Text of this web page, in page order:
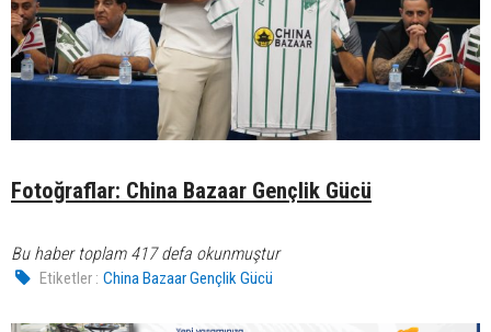
Fotoğraflar: China Bazaar Gençlik Gücü
Bu haber toplam 417 defa okunmuştur
Etiketler : China Bazaar Gençlik Gücü